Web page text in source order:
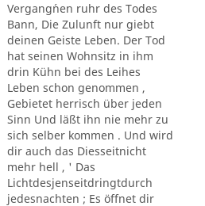
Vergang´nen ruhr des Todes
Bann, Die Zulunft nur giebt
deinen Geiste Leben. Der Tod
hat seinen Wohnsitz in ihm
drin Kühn bei des Leihes
Leben schon genommen ,
Gebietet herrisch über jeden
Sinn Und läßt ihn nie mehr zu
sich selber kommen . Und wird
dir auch das Diesseitnicht
mehr hell , ' Das
Lichtdesjenseitdringtdurch
jedesnachten ; Es öffnet dir